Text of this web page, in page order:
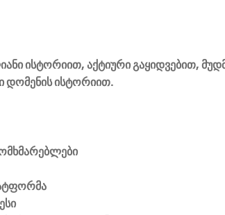
ისტორიით, აქტიური გაყიდვებით,
დომენის ისტორიით.